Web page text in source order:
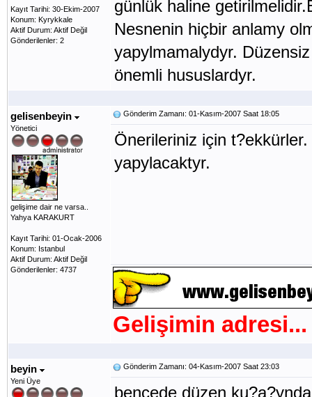
Kayıt Tarihi: 30-Ekim-2007
Konum: Kyrykkale
Aktif Durum: Aktif Değil
Gönderilenler: 2
günlük haline
Nesnenin hiçbir anlamy
yapylmamalydyr.
önemli hususlardyr.
gelisenbeyin
Yönetici
gelişime dair ne varsa..
Yahya KARAKURT
Kayıt Tarihi: 01-Ocak-2006
Konum: Istanbul
Aktif Durum: Aktif Değil
Gönderilenler: 4737
Gönderim Zamanı: 01-Kasım-2007 Saat 18:05
Önerileriniz için
yapylacaktyr.
Gelişimin adresi...
beyin
Yeni Üye
Gönderim Zamanı: 04-Kasım-2007 Saat 23:03
bencede düzen